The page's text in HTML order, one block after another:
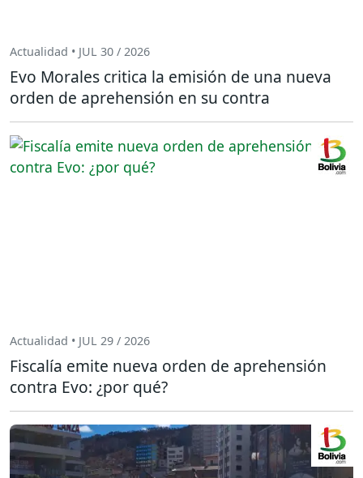
Actualidad • JUL 30 / 2026
Evo Morales critica la emisión de una nueva
orden de aprehensión en su contra
Actualidad • JUL 29 / 2026
Fiscalía emite nueva orden de aprehensión
contra Evo: ¿por qué?